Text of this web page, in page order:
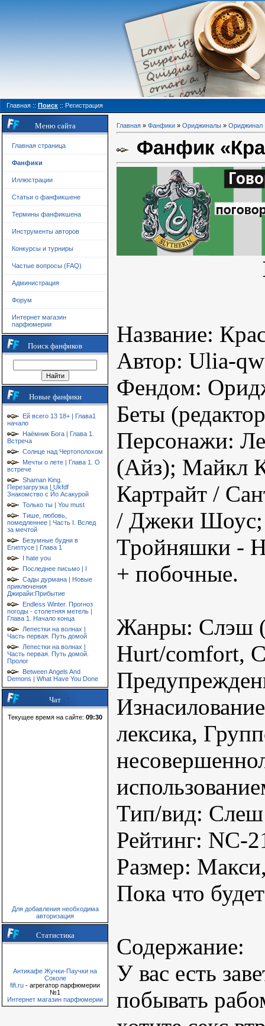
Главная :: Поиск :: Регистрация
Меню сайта
Главная страница
Фанфики
Иллюстрации
Статьи о фанфикшене
Термины фанфикшена
Инструменты авторов
Конкурсы и турниры
Частые вопросы (FAQ)
Администрация
Форум
Интернет магазин
парфюмерии
Поиск фанфиков
Новые фанфики
Ей всего 13 18+ | Глава1
начало
Наёмник Бога | Глава 1.
Встреча
Солнце над Чертополохом
Мечты о лете | Глава 1. О
встрече
Shaman King.
Перезагрузка | Ukfdf
Знакомство с Йо Асакурой
Только ты | You must
Тише, любовь,
помедленнее | Часть I. Вслед
за мечтой
Безумные будни в
Египтусе | Глава 1
I hate you
Последнее письмо | I
Сады дурмана | Новые
приключения
Джирайи:Прибытие
Endless Winter. Прогноз
погоды - столетняя метель |
Глава 1. Начало конца
Лепестки на волнах |
Часть первая. Путь домой
Лепестки на волнах |
Часть первая. Путь домой.
Пролог
Between Angels And
Demons | What Have You Done
Чат
Текущее время на сайте: 09:30
Для добавления необходима
авторизация
Статистика
Антикафе Жучки-Паучки на
Соколе
fifi.ru - агрегатор парфюмерии
№1
Интернет магазин парфюмерии
Главная » Фанфики » Ориджиналы » Ориджинал
Фанфик
Название:
Автор: Ulia-
Фендом:
Беты
Персонажи:
(Айз); Майкл
Картрайт /
/ Джеки Шоус;
Тройняшки -
+ побочные.
Жанры: Слэш
Hurt/comfort,
лексика,
Тип/вид: Слеш
Рейтинг: NC-
Размер:
Пока что
Содержание:
У вас есть
побывать